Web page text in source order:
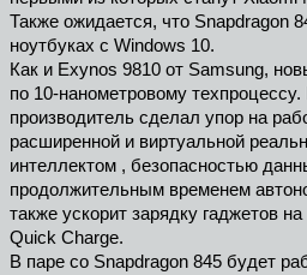
Также ожидается, что Snapdragon
ноутбуках с Windows 10.
Как и Exynos 9810 от Samsung,
по 10-нанометровому
производитель сделал упор на
расширенной и виртуальной
интеллектом , безопасностью
продолжительным временем
также ускорит зарядку гаджетов
Quick Charge.
В паре со Snapdragon 845 будет